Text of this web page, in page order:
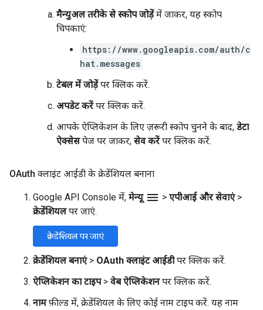
मैन्युअल तरीके से स्कोप जोड़ेंमें जाकर, यह स्कोप
चिपकाएं:
https://www.googleapis.com/auth/c
hat.messages
टेबल में जोड़ेंपर क्लिक करें.
अपडेट करेंपर क्लिक करें.
आपके ऐप्लिकेशन के लिए ज़रूरी स्कोप चुनने के बाद, डेटा
ऐक्सेसपेज पर जाकर, सेव करेंपर क्लिक करें.
OAuth क्लाइंट आईडी के क्रेडेंशियल बनाना
Google API Console में, मेन्यू menu > एपीआई और सेवाएं >
क्रेडेंशियलपर जाएं.
क्रेडेंशियल पर जाएं
क्रेडेंशियल बनाएं > OAuth क्लाइंट आईडीपर क्लिक करें.
ऐप्लिकेशन का टाइप > वेब ऐप्लिकेशनपर क्लिक करें.
नामफ़ील्ड में, क्रेडेंशियल के लिए कोई नाम टाइप करें. यह नाम